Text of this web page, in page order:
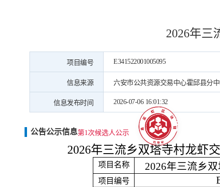
2026年三
项目编号 E341522001005095
信息来源 六安市公共资源交易中心霍邱县分
信息发布时间 2026-07-06 16:01:32
公告公示信息第1次候选人公示
2026年三流乡双塔寺村龙虾
项目名称 2026年三流乡
项目编号